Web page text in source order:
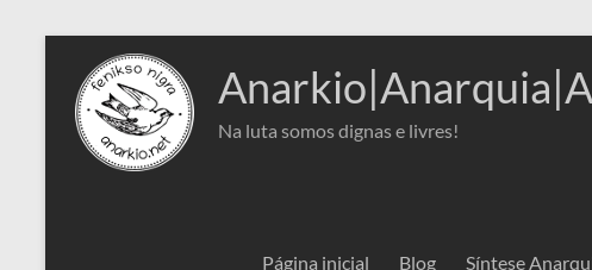
conteúdo
Na luta somos dignas e livres!
Página inicial Blog Síntese